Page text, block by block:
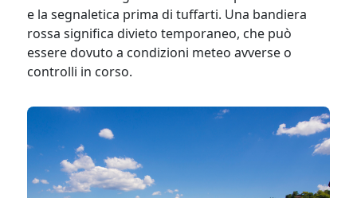
e la segnaletica prima di tuffarti. Una bandiera
rossa significa divieto temporaneo, che può
essere dovuto a condizioni meteo avverse o
controlli in corso.